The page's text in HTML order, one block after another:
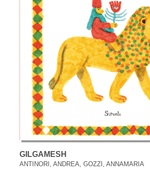
GILGAMESH
ANTINORI, ANDREA, GOZZI, ANNAMARIA